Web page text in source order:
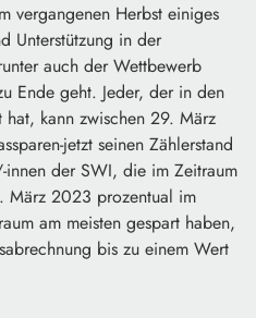
vergangenen Herbst einiges
Unterstützung in der
auch der Wettbewerb
Ende geht. Jeder, der in den
kann zwischen 29. März
jetzt seinen Zählerstand
der SWI, die im Zeitraum
2023 prozentual im
am meisten gespart haben,
bis zu einem Wert